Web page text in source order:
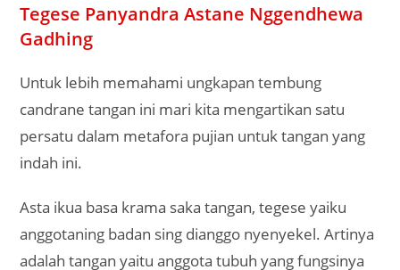
Tegese Panyandra Astane Nggendhewa
Gadhing
Untuk lebih memahami ungkapan tembung
candrane tangan ini mari kita mengartikan satu
persatu dalam metafora pujian untuk tangan yang
indah ini.
Asta ikua basa krama saka tangan, tegese yaiku
anggotaning badan sing dianggo nyenyekel. Artinya
adalah tangan yaitu anggota tubuh yang fungsinya